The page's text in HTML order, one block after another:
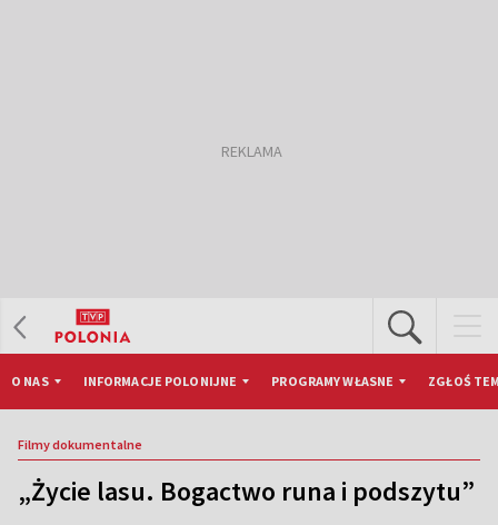
O NAS INFORMACJE POLONIJNE PROGRAMY WŁASNE ZGŁOŚ
Filmy dokumentalne
„Życie lasu. Bogactwo runa i podszytu”